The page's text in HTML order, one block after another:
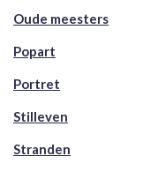
Oude meesters
Popart
Portret
Stilleven
Stranden